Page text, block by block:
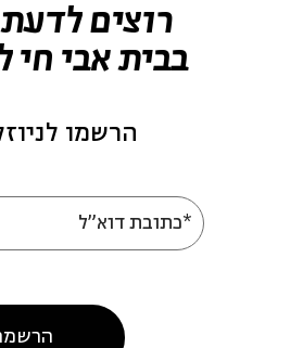
פרשת השבוע במוזיאון ישראל
רוצים
בבית אבי חי
הרשמו
*כתובת דוא"ל